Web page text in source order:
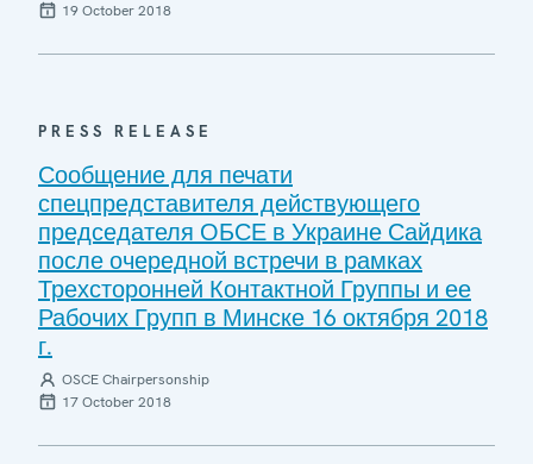
19 October 2018
PRESS RELEASE
Сообщение для печати
спецпредставителя действующего
председателя ОБСЕ в Украине Сайдика
после очередной встречи в рамках
Трехсторонней Контактной Группы и ее
Рабочих Групп в Минске 16 октября 2018
г.
OSCE Chairpersonship
17 October 2018